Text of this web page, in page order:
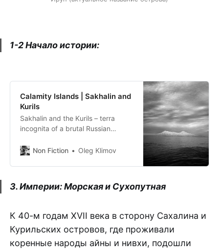
1-2 Начало истории:
Calamity Islands | Sakhalin and
Kurils
Sakhalin and the Kurils – terra
incognita of a brutal Russian
Non Fiction
Oleg Klimov
3. Империи: Морская ⁠и Сухопутная
К 40-м годам ⁠XVII века в сторону Сахалина и
Курильских островов, где ⁠проживали
коренные ⁠народы айны и нивхи, подошли